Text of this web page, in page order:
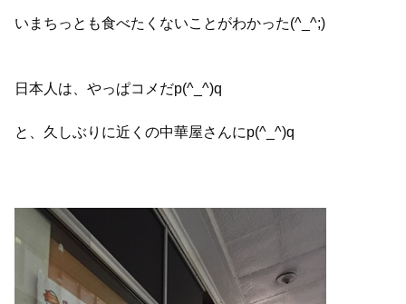
いまちっとも食べたくないことがわかった(^_^;)
日本人は、やっぱコメだp(^_^)q
と、久しぶりに近くの中華屋さんにp(^_^)q